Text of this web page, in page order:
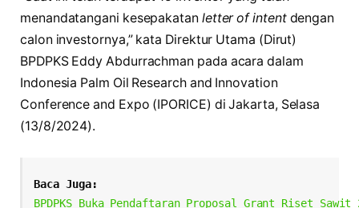
menandatangani kesepakatan letter of intentdengan
calon investornya,” kata Direktur Utama (Dirut)
BPDPKS Eddy Abdurrachman pada acara dalam
Indonesia Palm Oil Research and Innovation
Conference and Expo (IPORICE) di Jakarta, Selasa
(13/8/2024).
Baca Juga:
BPDPKS Buka Pendaftaran Proposal Grant Riset Sawit